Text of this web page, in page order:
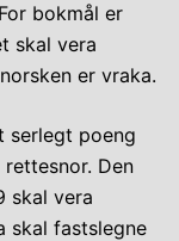
bokmål er
skal vera
er vraka.
serlegt poeng
Den
skal vera
skal fastslegne